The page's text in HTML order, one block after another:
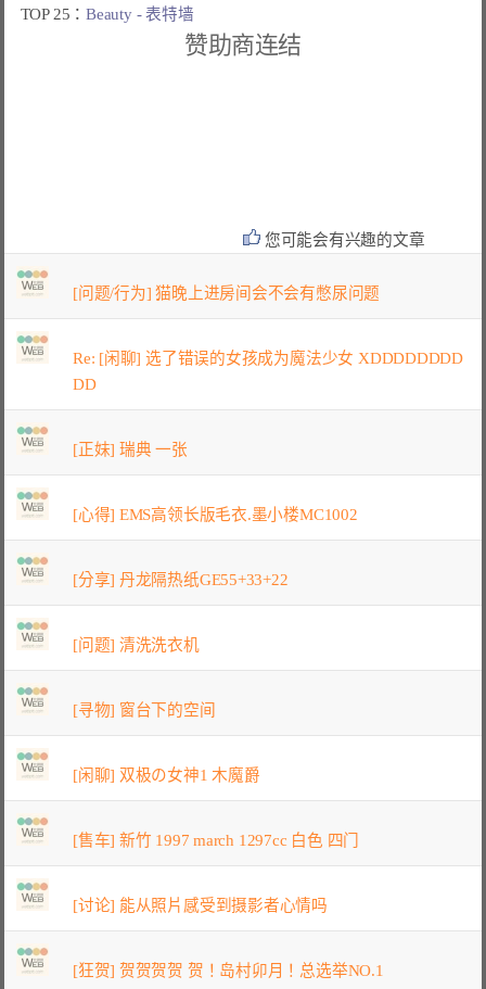
TOP 25：Beauty - 表特墙
赞助商连结
您可能会有兴趣的文章
[问题/行为] 猫晚上进房间会不会有憋尿问题
Re: [闲聊] 选了错误的女孩成为魔法少女 XDDDDDDDD
DD
[正妹] 瑞典 一张
[心得] EMS高领长版毛衣.墨小楼MC1002
[分享] 丹龙隔热纸GE55+33+22
[问题] 清洗洗衣机
[寻物] 窗台下的空间
[闲聊] 双极の女神1 木魔爵
[售车] 新竹 1997 march 1297cc 白色 四门
[讨论] 能从照片感受到摄影者心情吗
[狂贺] 贺贺贺贺 贺！岛村卯月！总选举NO.1